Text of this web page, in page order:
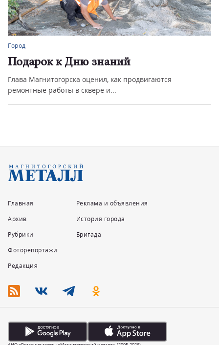
Город
Подарок к Дню знаний
Глава Магнитогорска оценил, как продвигаются
ремонтные работы в сквере и...
Главная
Архив
Рубрики
Фоторепортажи
Редакция
Реклама и объявления
История города
Бригада